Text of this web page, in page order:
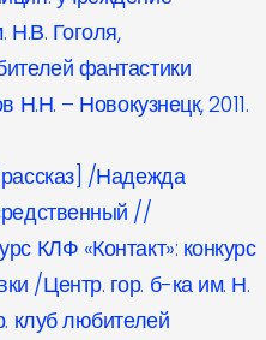
Н.В. Гоголя,
фантастики
Н.Н. – Новокузнецк, 2011.
/Надежда
//
КЛФ «Контакт»: конкурс
/Центр. гор. б-ка им. Н.
клуб любителей